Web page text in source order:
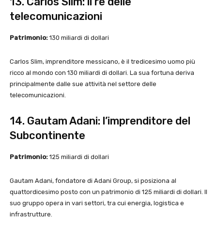
telecomunicazioni
Patrimonio: 130 miliardi di dollari
Carlos Slim, imprenditore messicano, è il tredicesimo uomo più
ricco al mondo con 130 miliardi di dollari. La sua fortuna deriva
principalmente dalle sue attività nel settore delle
telecomunicazioni.
14. Gautam Adani: l’imprenditore del
Subcontinente
Patrimonio: 125 miliardi di dollari
Gautam Adani, fondatore di Adani Group, si posiziona al
quattordicesimo posto con un patrimonio di 125 miliardi di dollari. Il
suo gruppo opera in vari settori, tra cui energia, logistica e
infrastrutture.